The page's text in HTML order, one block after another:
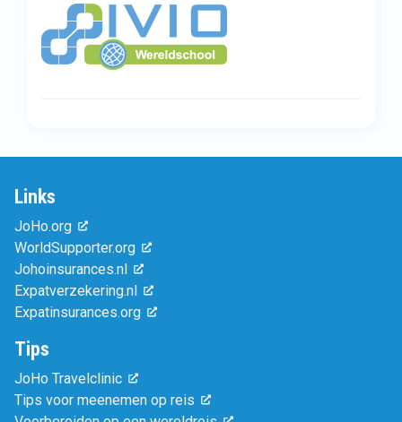
Links
JoHo.org
WorldSupporter.org
Johoinsurances.nl
Expatverzekering.nl
Expatinsurances.org
Tips
JoHo Travelclinic
Tips voor meenemen op reis